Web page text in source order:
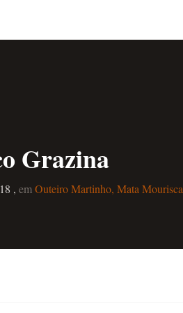
Grazina
, emOuteiro Martinho, Mata Mourisca